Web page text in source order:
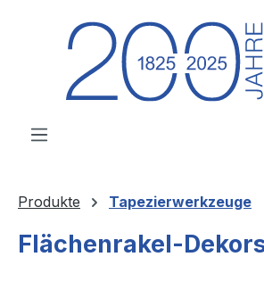
Zum Hauptinhalt springen
Produkte Tapezierwerkzeuge
Flächenrakel-